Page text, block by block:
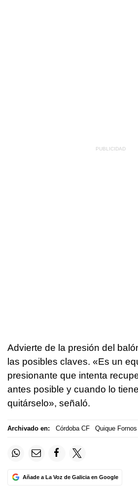
Advierte de la presión del
las posibles claves. «Es un
presionante que intenta
antes posible y cuando lo
quitárselo», señaló.
Archivado en: Córdoba CF Quique Fornos
Añade a La Voz de Galicia en Google